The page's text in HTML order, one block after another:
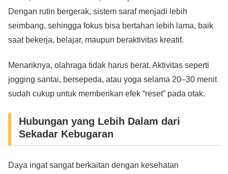
Dengan rutin bergerak, sistem saraf menjadi lebih
seimbang, sehingga fokus bisa bertahan lebih lama, baik
saat bekerja, belajar, maupun beraktivitas kreatif.
Menariknya, olahraga tidak harus berat. Aktivitas seperti
jogging santai, bersepeda, atau yoga selama 20–30 menit
sudah cukup untuk memberikan efek “reset” pada otak.
Hubungan yang Lebih Dalam dari
Sekadar Kebugaran
Daya ingat sangat berkaitan dengan kesehatan